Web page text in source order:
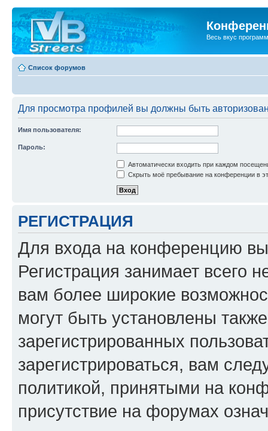
Весь вкус
Список форумов
Для просмотра профилей вы должны быть
Имя пользователя:
Пароль:
Автоматически входить при каждом
Скрыть моё пребывание на конференции в
РЕГИСТРАЦИЯ
Для входа на конференцию
Регистрация занимает всего
вам более широкие
могут быть установлены
зарегистрированных
зарегистрироваться, вам
политикой, принятыми на
присутствие на форумах